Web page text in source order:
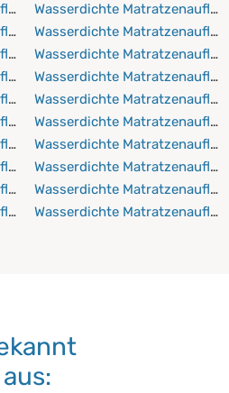
110x190 cm
110x200 cm
110x210 cm
110x220 cm
120x190 cm
120x200 cm
120x210 cm
120x220 cm
130x190 cm
130x200 cm
Wasserdichte
Wasserdichte
Wasserdichte
Wasserdichte
Wasserdichte
Wasserdichte
Wasserdichte
Wasserdichte
Wasserdichte
Wasserdichte
aus: